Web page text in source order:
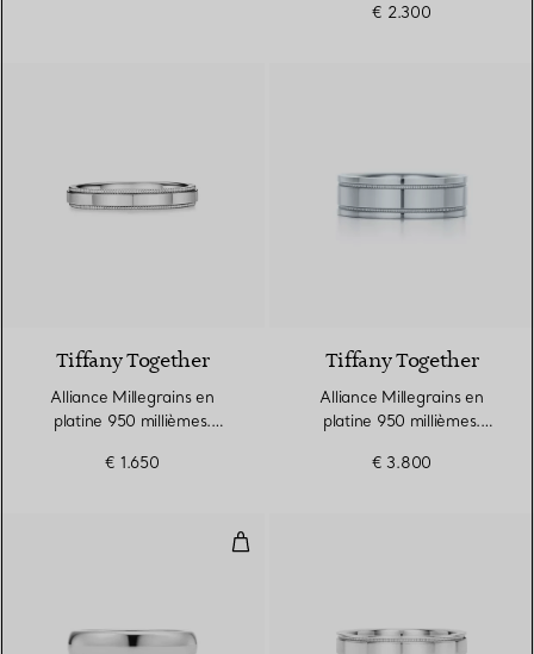
€ 2.300
Tiffany Together
Alliance Millegrains en
platine 950 millièmes.
€ 1.650
Tiffany Together
Alliance Millegrains en
platine 950 millièmes.
€ 3.800
Alliance en platine 950